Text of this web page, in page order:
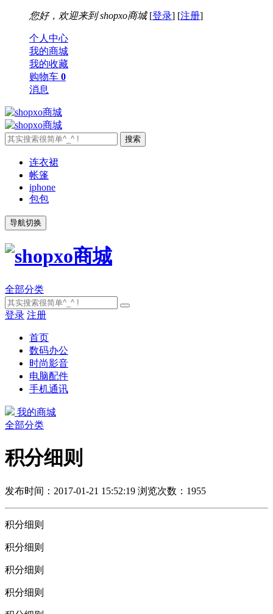
您好，欢迎来到 shopxo商城[登录] [注册]
个人中心
我的商城
我的收藏
购物车 0
消息
连衣裙
帐篷
iphone
包包
导航切换
全部分类
登录 注册
首页
数码办公
时尚影音
电脑配件
手机通讯
我的商城
全部分类
积分细则
发布时间：2017-01-21 15:52:19 浏览次数：1955
积分细则
积分细则
积分细则
积分细则